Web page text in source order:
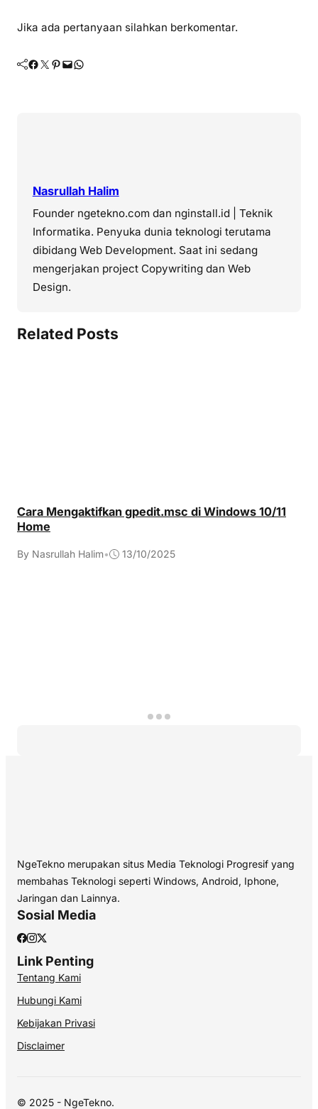
Jika ada pertanyaan silahkan berkomentar.
Facebook Twitter Pinterest Mail WhatsApp
Nasrullah Halim
Founder ngetekno.com dan nginstall.id | Teknik
Informatika. Penyuka dunia teknologi terutama
dibidang Web Development. Saat ini sedang
mengerjakan project Copywriting dan Web
Design.
Related Posts
Cara Mengaktifkan gpedit.msc di Windows 10/11
Home
By Nasrullah Halim• 13/10/2025
NgeTekno merupakan situs Media Teknologi Progresif yang
membahas Teknologi seperti Windows, Android, Iphone,
Jaringan dan Lainnya.
Sosial Media
Link Penting
Tentang Kami
Hubungi Kami
Kebijakan Privasi
Disclaimer
© 2025 - NgeTekno.